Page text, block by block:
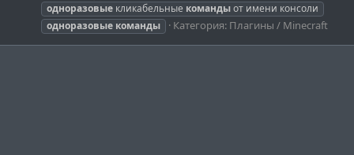
одноразовые кликабельные командыот имени консоли
одноразовые команды Категория: Плагины / Minecraft